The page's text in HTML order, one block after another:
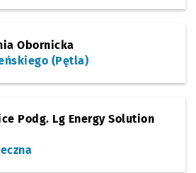
Obornicka
(Pętla)
Podg. Lg Energy Solution